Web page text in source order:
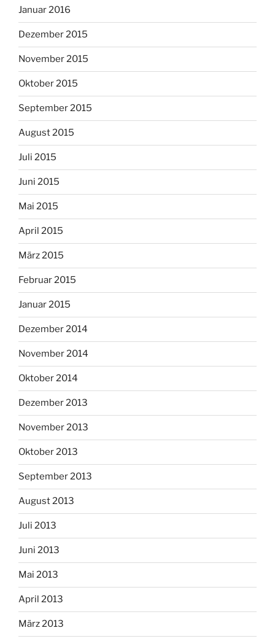
Januar 2016
Dezember 2015
November 2015
Oktober 2015
September 2015
August 2015
Juli 2015
Juni 2015
Mai 2015
April 2015
März 2015
Februar 2015
Januar 2015
Dezember 2014
November 2014
Oktober 2014
Dezember 2013
November 2013
Oktober 2013
September 2013
August 2013
Juli 2013
Juni 2013
Mai 2013
April 2013
März 2013